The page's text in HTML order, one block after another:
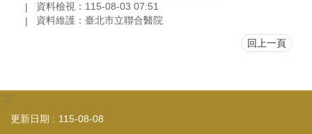
資料檢視：115-08-03 07:51
資料維護：臺北市立聯合醫院
回上一頁
:::
更新日期 115-08-08